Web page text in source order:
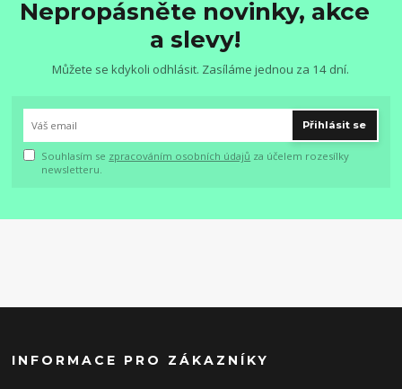
Nepropásněte novinky, akce
a slevy!
Můžete se kdykoli odhlásit. Zasíláme jednou za 14 dní.
Přihlásit se
Souhlasím se zpracováním osobních údajů za účelem rozesílky
newsletteru.
INFORMACE PRO ZÁKAZNÍKY